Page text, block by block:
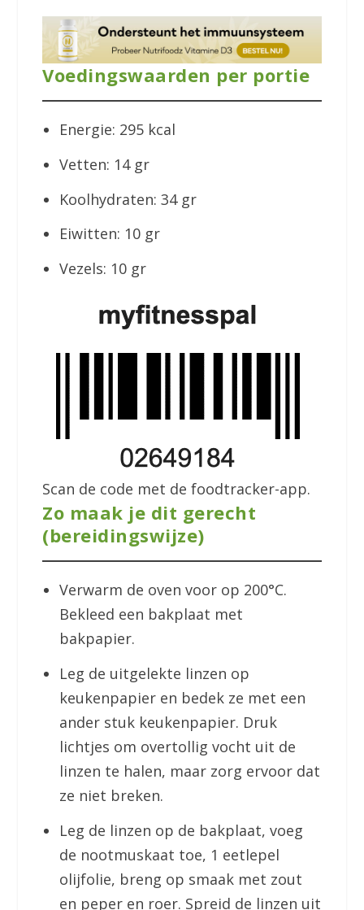
Voedingswaarden per portie
Energie: 295 kcal
Vetten: 14 gr
Koolhydraten: 34 gr
Eiwitten: 10 gr
Vezels: 10 gr
Scan de code met de foodtracker-app.
Zo maak je dit gerecht
(bereidingswijze)
Verwarm de oven voor op 200°C.
Bekleed een bakplaat met
bakpapier.
Leg de uitgelekte linzen op
keukenpapier en bedek ze met een
ander stuk keukenpapier. Druk
lichtjes om overtollig vocht uit de
linzen te halen, maar zorg ervoor dat
ze niet breken.
Leg de linzen op de bakplaat, voeg
de nootmuskaat toe, 1 eetlepel
olijfolie, breng op smaak met zout
en peper en roer. Spreid de linzen uit